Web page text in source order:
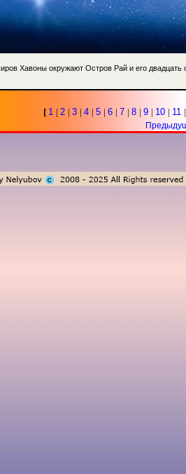
Хавоны окружают Остров Рай и его
[ 1 | 2 | 3 | 4 | 5 | 6 | 7 | 8 | 9 | 10 | 11